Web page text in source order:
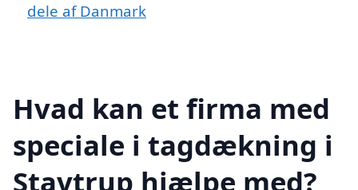
dele af Danmark
Hvad kan et firma med
speciale i tagdækning i
Stavtrup hjælpe med?